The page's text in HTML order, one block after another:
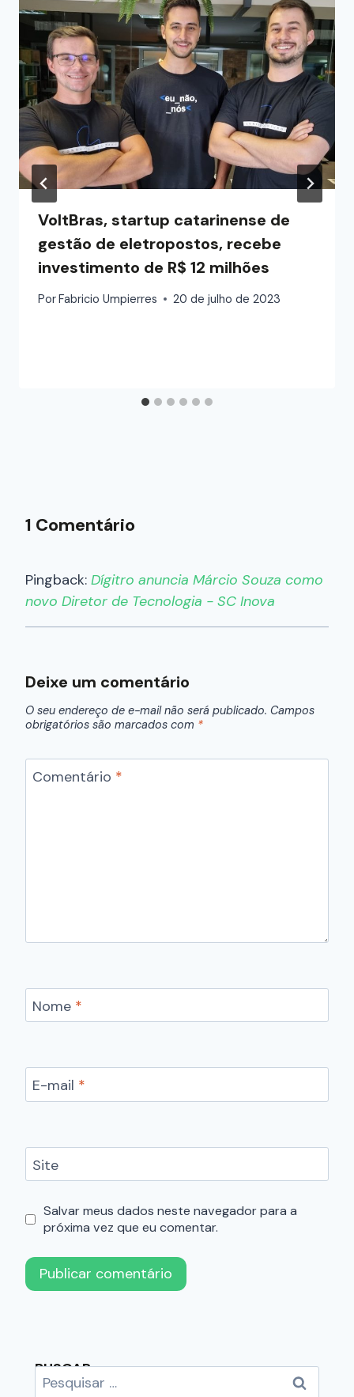
VoltBras, startup catarinense de
gestão de eletropostos, recebe
investimento de R$ 12 milhões
PorFabricio Umpierres 20 de julho de 2023
1 Comentário
Pingback: Dígitro anuncia Márcio Souza como
novo Diretor de Tecnologia - SC Inova
Deixe um comentário
O seu endereço de e-mail não será publicado. Campos
obrigatórios são marcados com *
Comentário *
Nome *
E-mail *
Site
Salvar meus dados neste navegador para a
próxima vez que eu comentar.
BUSCAR